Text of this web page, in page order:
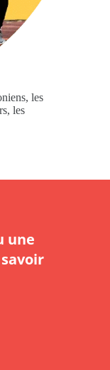
les
les
une